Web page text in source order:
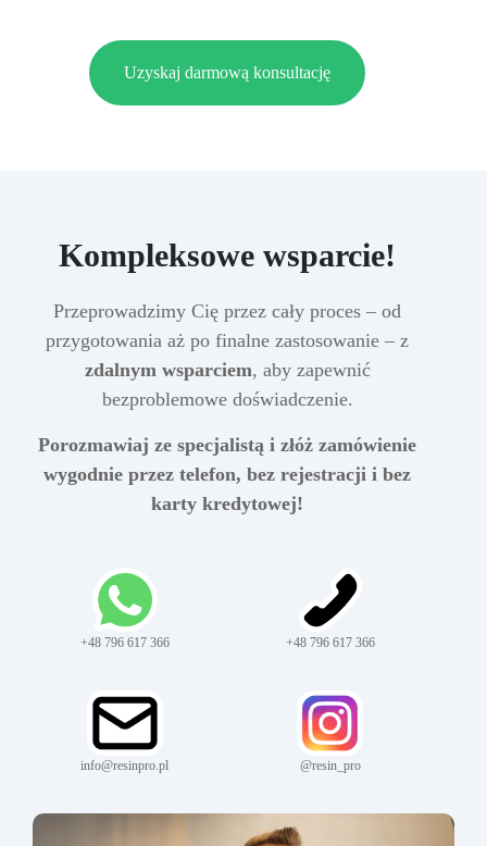
Uzyskaj darmową konsultację
Kompleksowe wsparcie!
Przeprowadzimy Cię przez cały proces – od
przygotowania aż po finalne zastosowanie – z
zdalnym wsparciem, aby zapewnić
bezproblemowe doświadczenie.
Porozmawiaj ze specjalistą i złóż zamówienie
wygodnie przez telefon, bez rejestracji i bez
karty kredytowej!
+48 796 617 366 +48 796 617 366
info@resinpro.pl @resin_pro